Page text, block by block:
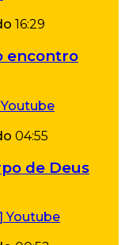
16:29
encontro
04:55
de Deus